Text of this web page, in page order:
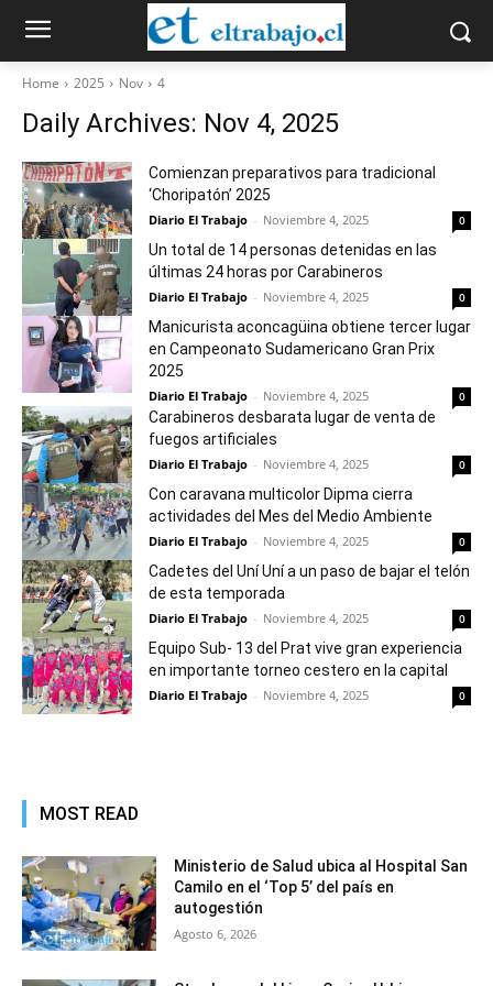
Home 2025 Nov 4
Daily Archives: Nov 4, 2025
Comienzan preparativos para tradicional
‘Choripatón’ 2025
Diario El Trabajo - Noviembre 4, 2025 0
Un total de 14 personas detenidas en las
últimas 24 horas por Carabineros
Diario El Trabajo - Noviembre 4, 2025 0
Manicurista aconcagüina obtiene tercer lugar
en Campeonato Sudamericano Gran Prix
2025
Diario El Trabajo - Noviembre 4, 2025 0
Carabineros desbarata lugar de venta de
fuegos artificiales
Diario El Trabajo - Noviembre 4, 2025 0
Con caravana multicolor Dipma cierra
actividades del Mes del Medio Ambiente
Diario El Trabajo - Noviembre 4, 2025 0
Cadetes del Uní Uní a un paso de bajar el telón
de esta temporada
Diario El Trabajo - Noviembre 4, 2025 0
Equipo Sub- 13 del Prat vive gran experiencia
en importante torneo cestero en la capital
Diario El Trabajo - Noviembre 4, 2025 0
MOST READ
Ministerio de Salud ubica al Hospital San
Camilo en el ‘Top 5’ del país en
autogestión
Agosto 6, 2026